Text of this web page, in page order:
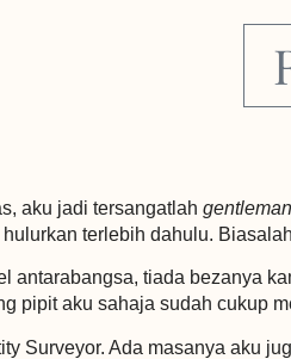
aku jadi tersangatlah gentleman
terlebih dahulu.
antarabangsa, tiada bezanya
pipit aku sahaja sudah cukup
Surveyor. Ada masanya aku